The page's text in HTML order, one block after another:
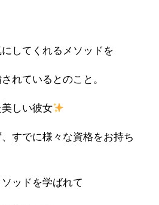
してくれるメソッドを
れているとのこと。
しい彼女
すでに様々な資格をお持ち
ッドを学ばれて